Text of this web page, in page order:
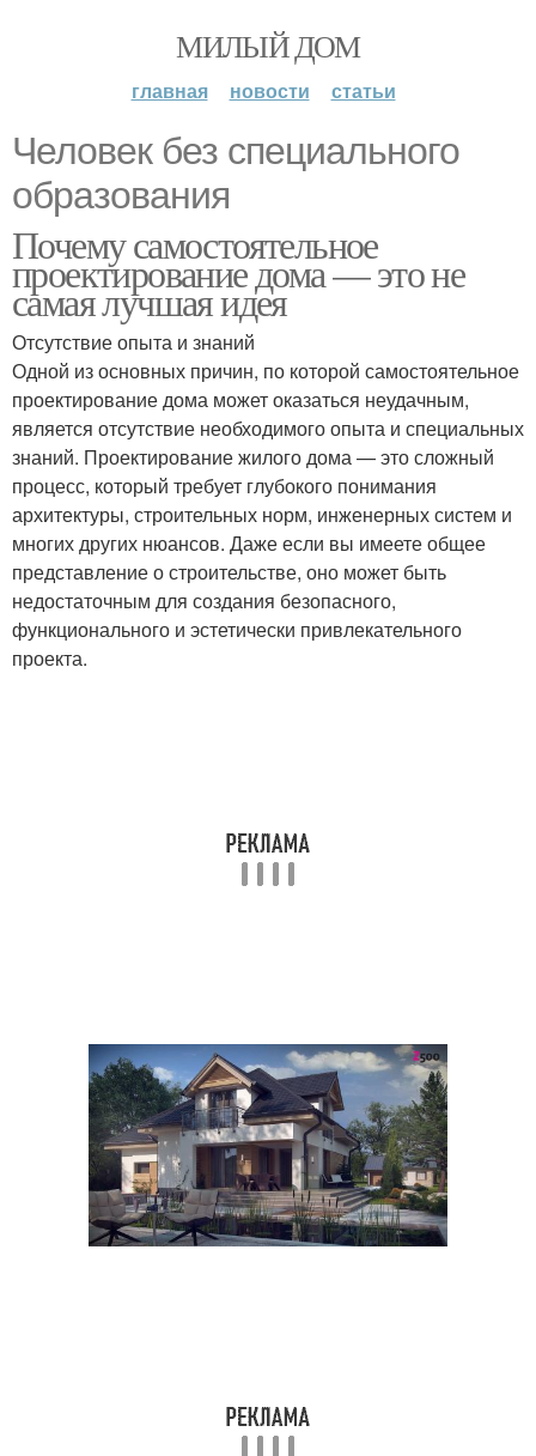
МИЛЫЙ ДОМ
главная новости статьи
Человек без специального
образования
Почему самостоятельное
проектирование дома — это не
самая лучшая идея
Отсутствие опыта и знаний
Одной из основных причин, по которой самостоятельное
проектирование дома может оказаться неудачным,
является отсутствие необходимого опыта и специальных
знаний. Проектирование жилого дома — это сложный
процесс, который требует глубокого понимания
архитектуры, строительных норм, инженерных систем и
многих других нюансов. Даже если вы имеете общее
представление о строительстве, оно может быть
недостаточным для создания безопасного,
функционального и эстетически привлекательного
проекта.